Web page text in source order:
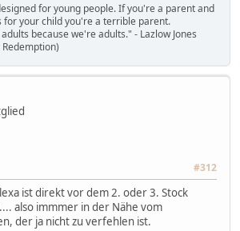
for young people. If you're a parent and
for your child you're a terrible parent.
because we're adults." - Lazlow Jones
#312
ist direkt vor dem 2. oder 3. Stock
also immmer in der Nähe vom
der ja nicht zu verfehlen ist.